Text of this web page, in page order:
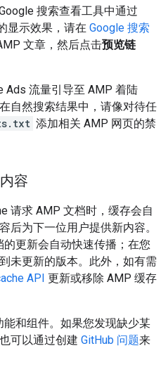
搜索查看工具中通过
显示效果，请在 Google 搜索
文章，然后点击预览链
Ads 流量引导至 AMP 着陆
自然搜索结果中，请像对待任
添加相关 AMP 网页的禁
容
请求 AMP 文档时，缓存会自
后为下一位用户提供新内容。
更新会自动快速传播；在您
未更新的版本。此外，如有需
API 更新或移除 AMP 缓存
和组件。如果您发现缺少某
可以通过创建 GitHub 问题来